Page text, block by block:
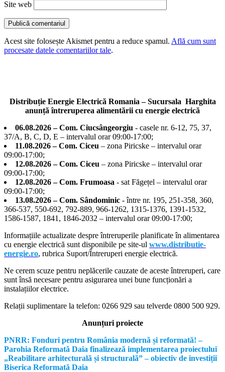
Site web
Acest site folosește Akismet pentru a reduce spamul. Află cum sunt
procesate datele comentariilor tale.
Distribuție Energie Electrică Romania – Sucursala Harghita
anunță întreruperea alimentării cu energie electrică
06.08.2026 – Com. Ciucsângeorgiu - casele nr. 6-12, 75, 37,
37/A, B, C, D, E – intervalul orar 09:00-17:00;
11.08.2026 – Com. Ciceu – zona Piricske – intervalul orar
09:00-17:00;
12.08.2026 – Com. Ciceu – zona Piricske – intervalul orar
09:00-17:00;
12.08.2026 – Com. Frumoasa - sat Făgețel – intervalul orar
09:00-17:00;
13.08.2026 – Com. Sândominic - între nr. 195, 251-358, 360,
366-537, 550-692, 792-889, 966-1262, 1315-1376, 1391-1532,
1586-1587, 1841, 1846-2032 – intervalul orar 09:00-17:00;
Informațiile actualizate despre întreruperile planificate în alimentarea
cu energie electrică sunt disponibile pe site-ul www.distributie-
energie.ro, rubrica Suport/Întreruperi energie electrică.
Ne cerem scuze pentru neplăcerile cauzate de aceste întreruperi, care
sunt însă necesare pentru asigurarea unei bune funcționări a
instalațiilor electrice.
Relații suplimentare la telefon: 0266 929 sau telverde 0800 500 929.
Anunțuri proiecte
PNRR: Fonduri pentru România modernă și reformată! –
Parohia Reformată Daia finalizează implementarea proiectului
„Reabilitare arhitecturală și structurală” – obiectiv de investiții
Biserica Reformată Daia